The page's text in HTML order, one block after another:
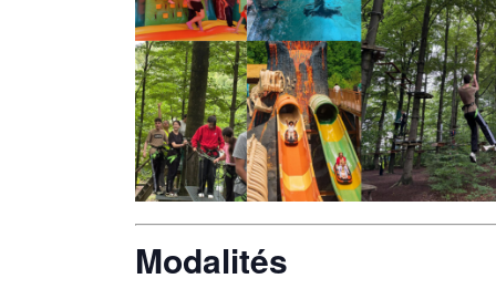
Modalités